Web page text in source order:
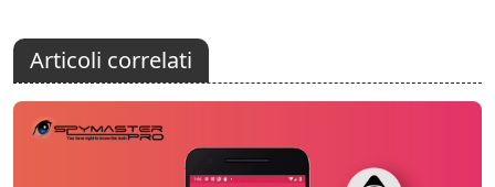
Articoli correlati